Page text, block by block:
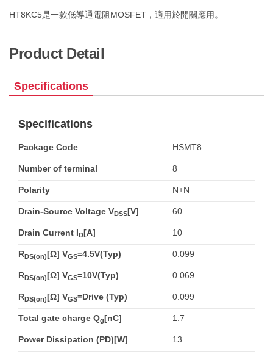
HT8KC5是一款低導通電阻MOSFET，適用於開關應用。
Product Detail
Specifications
Specifications
Package Code HSMT8
Number of terminal 8
Polarity N+N
Drain-Source Voltage VDSS[V] 60
Drain Current ID[A] 10
RDS(on)[Ω] VGS=4.5V(Typ) 0.099
RDS(on)[Ω] VGS=10V(Typ) 0.069
RDS(on)[Ω] VGS=Drive (Typ) 0.099
Total gate charge Qg[nC] 1.7
Power Dissipation (PD)[W] 13